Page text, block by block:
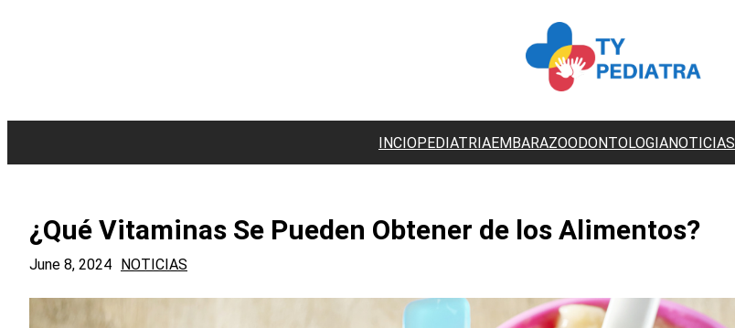
INCIOPEDIATRIAEMBARAZOODONTOLOGIANOTICIAS
¿Qué Vitaminas Se Pueden Obtener de los Alimentos?
June 8, 2024 NOTICIAS